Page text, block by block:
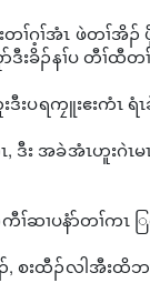
ဂ့ၢ်အံၤ ဖဲတၢ်အိၣ်
းခိၣ်နၢ်ပ တီၢ်ထီ
းပရကၠူးဧးကံၤ
း အခဲအံၤဟူးဂဲၤ
ဆၢပနံာ်တၢ်ကၤ
စးထီၣ်လါအီးထိဘ